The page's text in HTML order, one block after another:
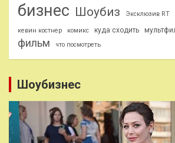
бизнес Шоубиз Эксклюзив RT
кевин костнер комикс куда сходить
фильм
что посмотреть
Шоубизнес